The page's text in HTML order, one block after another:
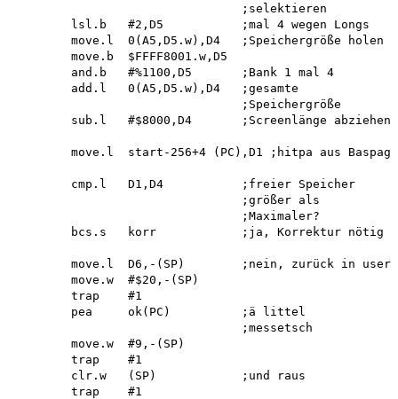
                                ;selektieren
        lsl.b   #2,D5           ;mal 4 wegen Longs
        move.l  0(A5,D5.w),D4   ;Speichergröße holen
        move.b  $FFFF8001.w,D5
        and.b   #%1100,D5       ;Bank 1 mal 4
        add.l   0(A5,D5.w),D4   ;gesamte
                                ;Speichergröße
        sub.l   #$8000,D4       ;Screenlänge abziehen
        move.l  start-256+4 (PC),D1 ;hitpa aus Baspage
        cmp.l   D1,D4           ;freier Speicher
                                ;größer als
                                ;Maximaler?
        bcs.s   korr            ;ja, Korrektur nötig
move.l  D6,-(SP)        ;nein, zurück in
        move.w  #$20,-(SP)
        trap    #1
        pea     ok(PC)          ;ä littel
                                ;messetsch
        move.w  #9,-(SP)
        trap    #1
        clr.w   (SP)            ;und raus
        trap    #1